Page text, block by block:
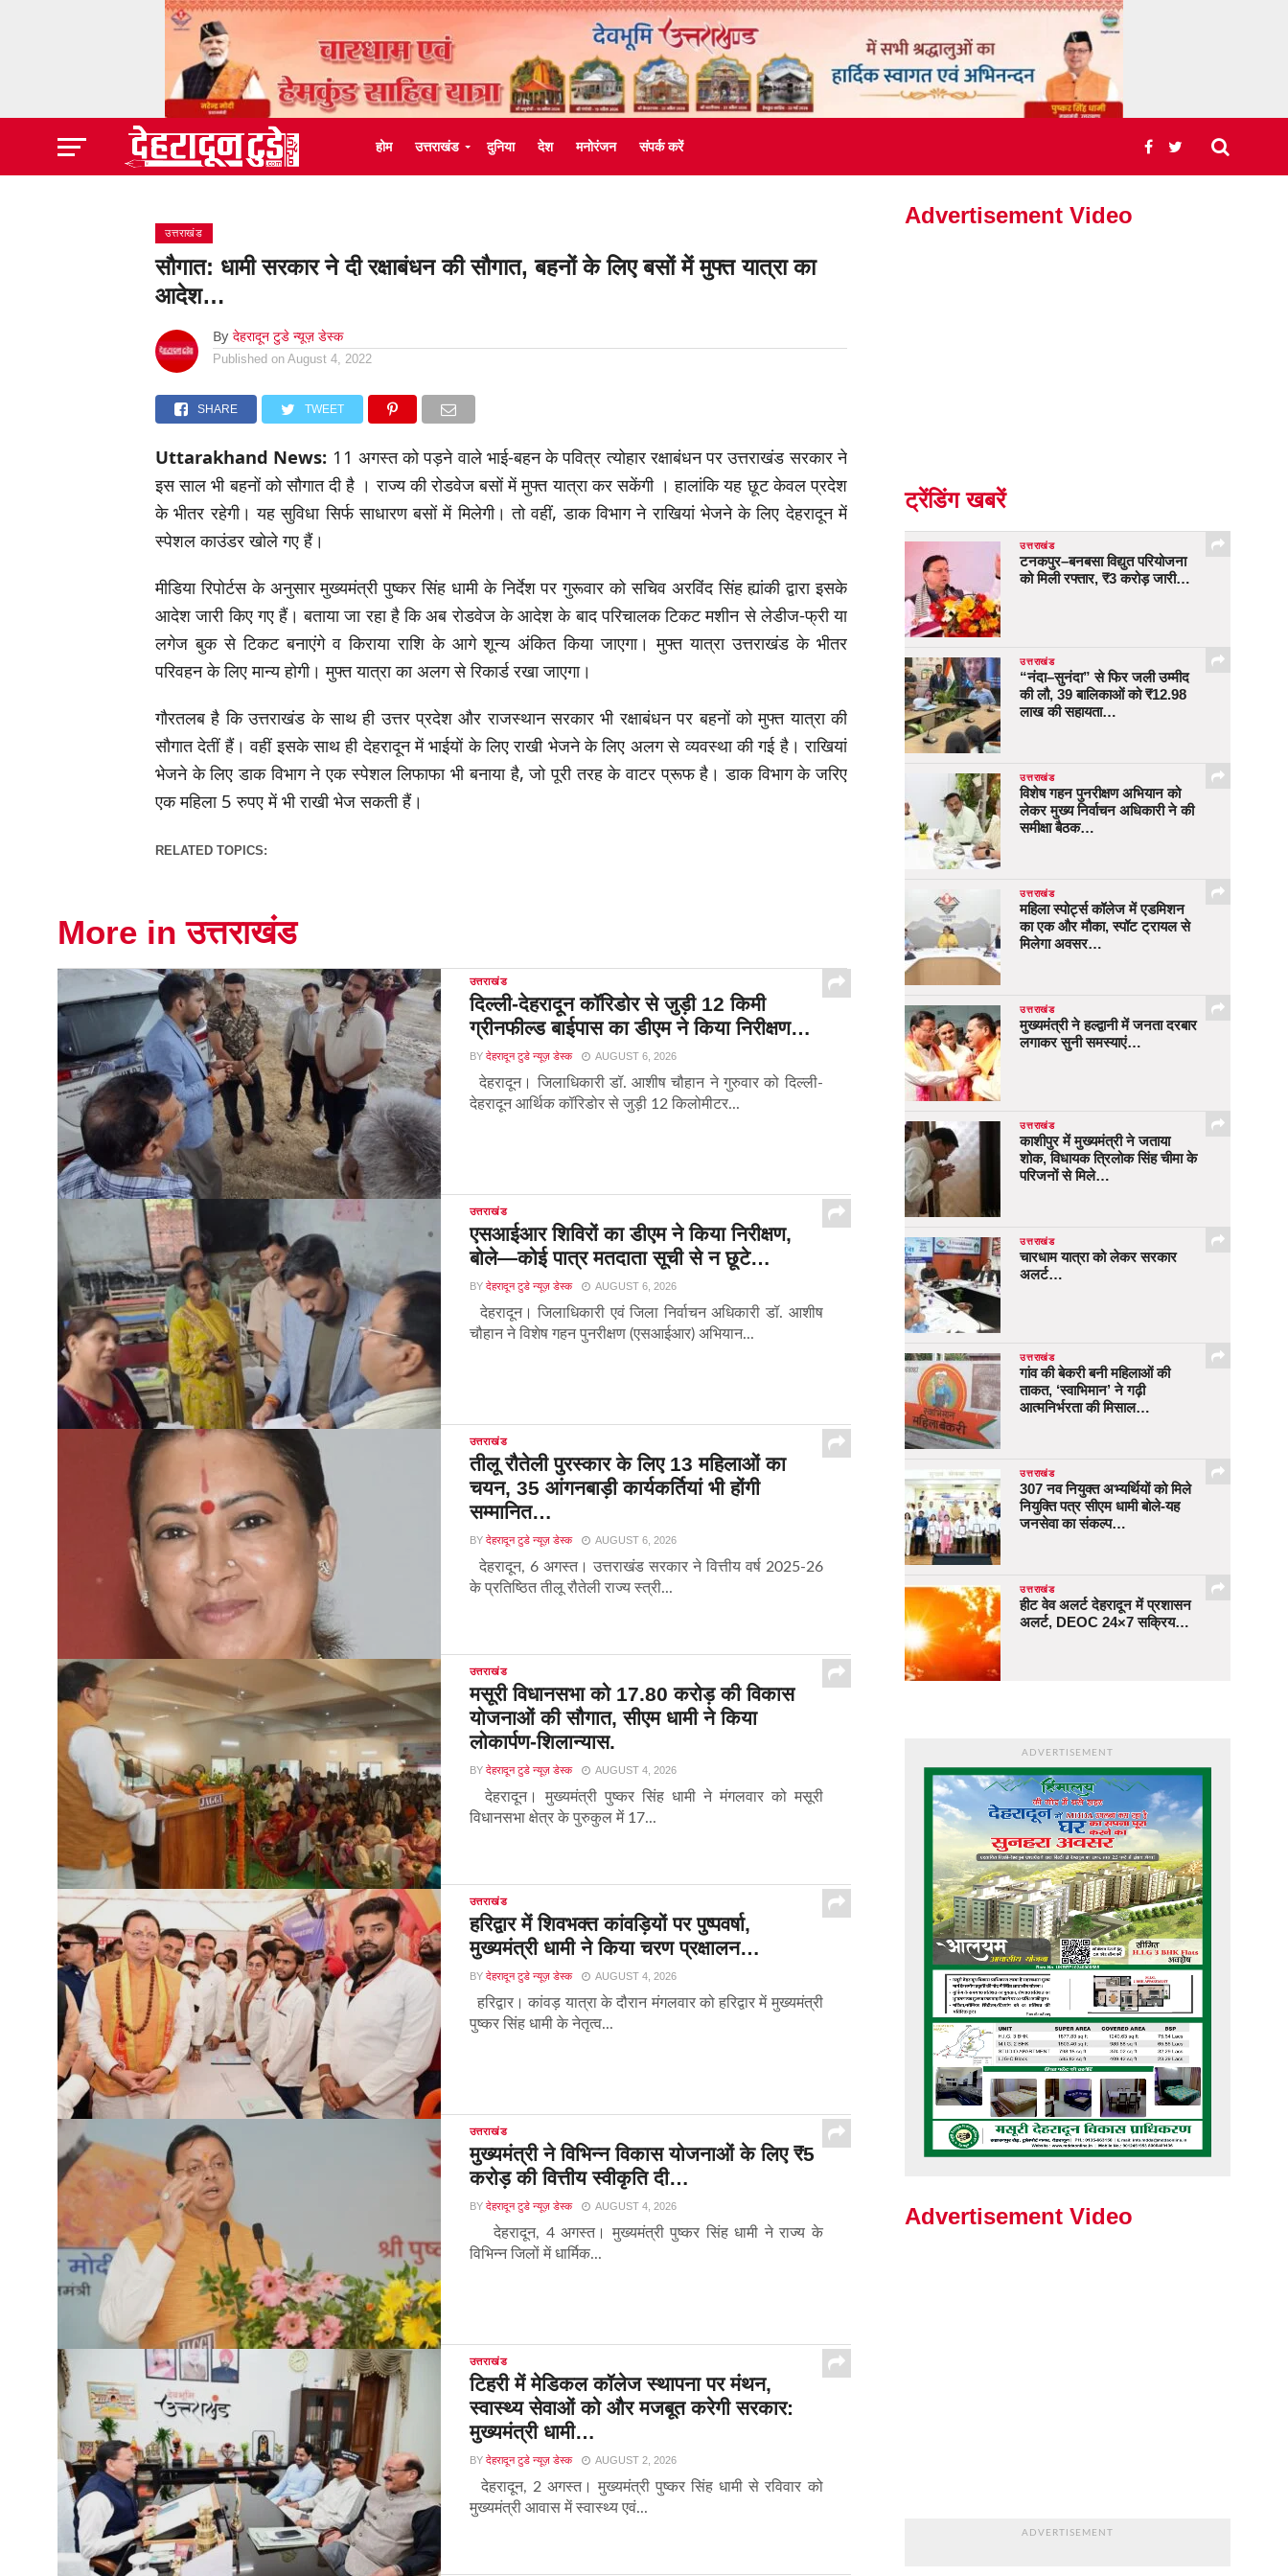
होम उत्तराखंड दुनिया देश मनोरंजन संपर्क करें
उत्तराखंड
सौगात: धामी सरकार ने दी रक्षाबंधन की सौगात, बहनों के लिए बसों में मुफ्त यात्रा का
आदेश…
By देहरादून टुडे न्यूज़ डेस्क
Published on August 4, 2022
SHARE TWEET
Uttarakhand News: 11 अगस्त को पड़ने वाले भाई-बहन के पवित्र त्योहार रक्षाबंधन पर उत्तराखंड सरकार ने
इस साल भी बहनों को सौगात दी है । राज्य की रोडवेज बसों में मुफ्त यात्रा कर सकेंगी । हालांकि यह छूट केवल प्रदेश
के भीतर रहेगी। यह सुविधा सिर्फ साधारण बसों में मिलेगी। तो वहीं, डाक विभाग ने राखियां भेजने के लिए देहरादून में
स्पेशल काउंडर खोले गए हैं।
मीडिया रिपोर्टस के अनुसार मुख्यमंत्री पुष्कर सिंह धामी के निर्देश पर गुरूवार को सचिव अरविंद सिंह ह्यांकी द्वारा इसके
आदेश जारी किए गए हैं। बताया जा रहा है कि अब रोडवेज के आदेश के बाद परिचालक टिकट मशीन से लेडीज-फ्री या
लगेज बुक से टिकट बनाएंगे व किराया राशि के आगे शून्य अंकित किया जाएगा। मुफ्त यात्रा उत्तराखंड के भीतर
परिवहन के लिए मान्य होगी। मुफ्त यात्रा का अलग से रिकार्ड रखा जाएगा।
गौरतलब है कि उत्तराखंड के साथ ही उत्तर प्रदेश और राजस्थान सरकार भी रक्षाबंधन पर बहनों को मुफ्त यात्रा की
सौगात देतीं हैं। वहीं इसके साथ ही देहरादून में भाईयों के लिए राखी भेजने के लिए अलग से व्यवस्था की गई है। राखियां
भेजने के लिए डाक विभाग ने एक स्पेशल लिफाफा भी बनाया है, जो पूरी तरह के वाटर प्रूफ है। डाक विभाग के जरिए
एक महिला 5 रुपए में भी राखी भेज सकती हैं।
RELATED TOPICS:
More in उत्तराखंड
उत्तराखंड
दिल्ली-देहरादून कॉरिडोर से जुड़ी 12 किमी
ग्रीनफील्ड बाईपास का डीएम ने किया निरीक्षण…
BY देहरादून टुडे न्यूज़ डेस्क AUGUST 6, 2026
देहरादून। जिलाधिकारी डॉ. आशीष चौहान ने गुरुवार को दिल्ली-
देहरादून आर्थिक कॉरिडोर से जुड़ी 12 किलोमीटर...
उत्तराखंड
एसआईआर शिविरों का डीएम ने किया निरीक्षण,
बोले—कोई पात्र मतदाता सूची से न छूटे…
BY देहरादून टुडे न्यूज़ डेस्क AUGUST 6, 2026
देहरादून। जिलाधिकारी एवं जिला निर्वाचन अधिकारी डॉ. आशीष
चौहान ने विशेष गहन पुनरीक्षण (एसआईआर) अभियान...
उत्तराखंड
तीलू रौतेली पुरस्कार के लिए 13 महिलाओं का
चयन, 35 आंगनबाड़ी कार्यकर्तियां भी होंगी
सम्मानित…
BY देहरादून टुडे न्यूज़ डेस्क AUGUST 6, 2026
देहरादून, 6 अगस्त। उत्तराखंड सरकार ने वित्तीय वर्ष 2025-26
के प्रतिष्ठित तीलू रौतेली राज्य स्त्री...
उत्तराखंड
मसूरी विधानसभा को 17.80 करोड़ की विकास
योजनाओं की सौगात, सीएम धामी ने किया
लोकार्पण-शिलान्यास.
BY देहरादून टुडे न्यूज़ डेस्क AUGUST 4, 2026
देहरादून। मुख्यमंत्री पुष्कर सिंह धामी ने मंगलवार को मसूरी
विधानसभा क्षेत्र के पुरुकुल में 17...
उत्तराखंड
हरिद्वार में शिवभक्त कांवड़ियों पर पुष्पवर्षा,
मुख्यमंत्री धामी ने किया चरण प्रक्षालन…
BY देहरादून टुडे न्यूज़ डेस्क AUGUST 4, 2026
हरिद्वार। कांवड़ यात्रा के दौरान मंगलवार को हरिद्वार में मुख्यमंत्री
पुष्कर सिंह धामी के नेतृत्व...
उत्तराखंड
मुख्यमंत्री ने विभिन्न विकास योजनाओं के लिए ₹5
करोड़ की वित्तीय स्वीकृति दी…
BY देहरादून टुडे न्यूज़ डेस्क AUGUST 4, 2026
देहरादून, 4 अगस्त। मुख्यमंत्री पुष्कर सिंह धामी ने राज्य के
विभिन्न जिलों में धार्मिक...
उत्तराखंड
टिहरी में मेडिकल कॉलेज स्थापना पर मंथन,
स्वास्थ्य सेवाओं को और मजबूत करेगी सरकार:
मुख्यमंत्री धामी…
BY देहरादून टुडे न्यूज़ डेस्क AUGUST 2, 2026
देहरादून, 2 अगस्त। मुख्यमंत्री पुष्कर सिंह धामी से रविवार को
मुख्यमंत्री आवास में स्वास्थ्य एवं...
Advertisement Video
ट्रेंडिंग खबरें
उत्तराखंड
टनकपुर–बनबसा विद्युत परियोजना
को मिली रफ्तार, ₹3 करोड़ जारी…
उत्तराखंड
“नंदा–सुनंदा” से फिर जली उम्मीद
की लौ, 39 बालिकाओं को ₹12.98
लाख की सहायता…
उत्तराखंड
विशेष गहन पुनरीक्षण अभियान को
लेकर मुख्य निर्वाचन अधिकारी ने की
समीक्षा बैठक…
उत्तराखंड
महिला स्पोर्ट्स कॉलेज में एडमिशन
का एक और मौका, स्पॉट ट्रायल से
मिलेगा अवसर…
उत्तराखंड
मुख्यमंत्री ने हल्द्वानी में जनता दरबार
लगाकर सुनी समस्याएं…
उत्तराखंड
काशीपुर में मुख्यमंत्री ने जताया
शोक, विधायक त्रिलोक सिंह चीमा के
परिजनों से मिले…
उत्तराखंड
चारधाम यात्रा को लेकर सरकार
अलर्ट…
उत्तराखंड
गांव की बेकरी बनी महिलाओं की
ताकत, ‘स्वाभिमान’ ने गढ़ी
आत्मनिर्भरता की मिसाल…
उत्तराखंड
307 नव नियुक्त अभ्यर्थियों को मिले
नियुक्ति पत्र सीएम धामी बोले-यह
जनसेवा का संकल्प…
उत्तराखंड
हीट वेव अलर्ट देहरादून में प्रशासन
अलर्ट, DEOC 24×7 सक्रिय…
ADVERTISEMENT
Advertisement Video
ADVERTISEMENT